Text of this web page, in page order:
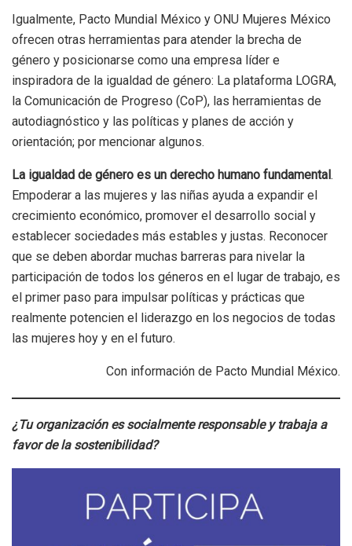
Igualmente, Pacto Mundial México y ONU Mujeres México
ofrecen otras herramientas para atender la brecha de
género y posicionarse como una empresa líder e
inspiradora de la igualdad de género: La plataforma LOGRA,
la Comunicación de Progreso (CoP), las herramientas de
autodiagnóstico y las políticas y planes de acción y
orientación; por mencionar algunos.
La igualdad de género es un derecho humano fundamental.
Empoderar a las mujeres y las niñas ayuda a expandir el
crecimiento económico, promover el desarrollo social y
establecer sociedades más estables y justas. Reconocer
que se deben abordar muchas barreras para nivelar la
participación de todos los géneros en el lugar de trabajo, es
el primer paso para impulsar políticas y prácticas que
realmente potencien el liderazgo en los negocios de todas
las mujeres hoy y en el futuro.
Con información de Pacto Mundial México.
¿Tu organización es socialmente responsable y trabaja a
favor de la sostenibilidad?